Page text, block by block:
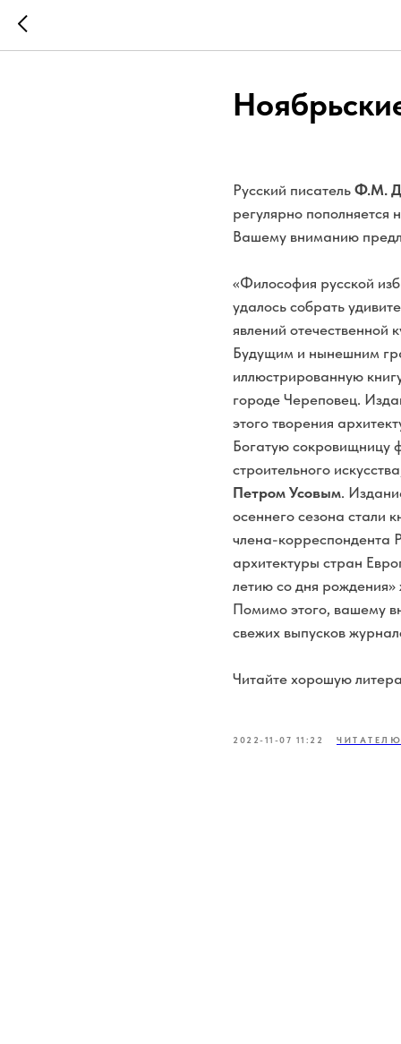
Русский писатель Ф.М.
регулярно пополняется
Вашему вниманию
«Философия русской
удалось собрать
явлений отечественной
Будущим и нынешним
иллюстрированную
городе Череповец.
этого творения
Богатую сокровищницу
строительного
Петром Усовым.
осеннего сезона
члена-корреспондента
архитектуры стран
летию со дня рождения»
Помимо этого, вашему
свежих выпусков
Читайте хорошую
2022-11-07 11:22 ЧИТАТЕЛЮ